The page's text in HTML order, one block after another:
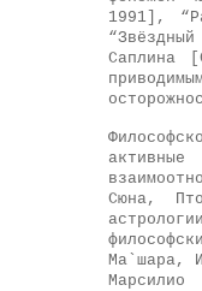
1991],
Саплина
Сюна,
Ма`шара,